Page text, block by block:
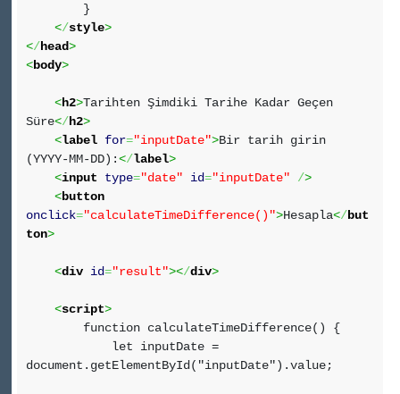
}
</style>
</head>
<body>
<h2>Tarihten Şimdiki Tarihe Kadar Geçen
Süre</h2>
<label for="inputDate">Bir tarih girin
(YYYY-MM-DD):</label>
<input type="date" id="inputDate" />
<button
onclick="calculateTimeDifference()">Hesapla</but
ton>
<div id="result"></div>
<script>
function calculateTimeDifference() {
let inputDate =
document.getElementById("inputDate").value;